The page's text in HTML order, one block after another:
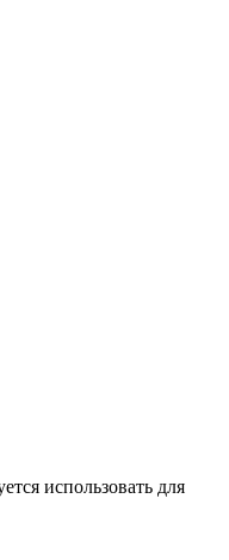
использовать для